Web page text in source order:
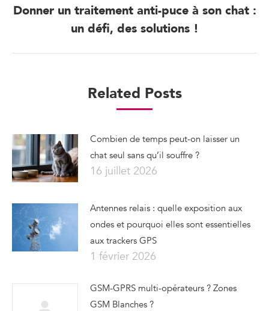
Next
post:
Donner un traitement anti-puce à son chat :
un défi, des solutions !
Related Posts
Combien de temps peut-on laisser un
chat seul sans qu’il souffre ?
16 juillet 2026
Antennes relais : quelle exposition aux
ondes et pourquoi elles sont essentielles
aux trackers GPS
1 février 2026
GSM-GPRS multi-opérateurs ? Zones
GSM Blanches ?